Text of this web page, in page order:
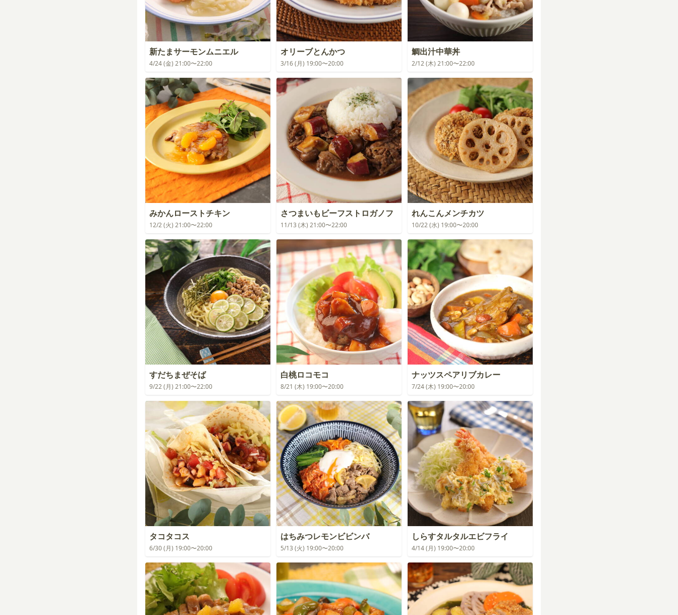
新たまサーモンムニエル
4/24 (金) 21:00〜22:00
オリーブとんかつ
3/16 (月) 19:00〜20:00
鯛出汁中華丼
2/12 (木) 21:00〜22:00
みかんローストチキン
12/2 (火) 21:00〜22:00
さつまいもビーフストロガノフ
11/13 (木) 21:00〜22:00
れんこんメンチカツ
10/22 (水) 19:00〜20:00
すだちまぜそば
9/22 (月) 21:00〜22:00
白桃ロコモコ
8/21 (木) 19:00〜20:00
ナッツスペアリブカレー
7/24 (木) 19:00〜20:00
タコタコス
6/30 (月) 19:00〜20:00
はちみつレモンビビンバ
5/13 (火) 19:00〜20:00
しらすタルタルエビフライ
4/14 (月) 19:00〜20:00